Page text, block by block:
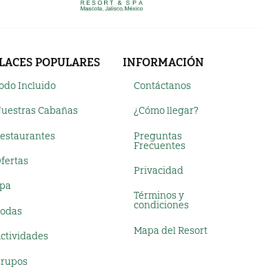
POPULARES
Incluido
Cabañas
INFORMACIÓN
Contáctanos
¿Cómo llegar?
Preguntas
Frecuentes
Privacidad
Términos y
condiciones
Mapa del Resort